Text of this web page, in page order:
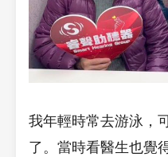
我年輕時常去游泳，
了。當時看醫生也覺